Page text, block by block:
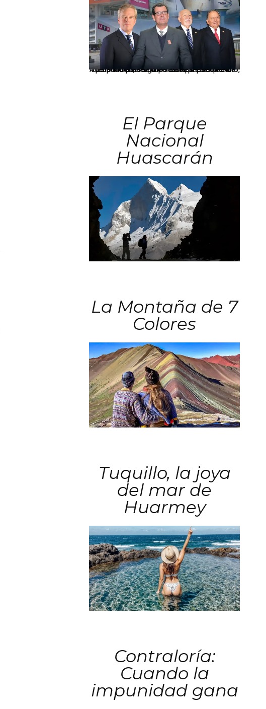
Los principales grupos empresariales del país mantienen una fuerte presencia en Áncash mediante inversiones en comercio, educación, salud e industria pesquera.
El Parque
Nacional
Huascarán
La Montaña de 7
Colores
Tuquillo, la joya
del mar de
Huarmey
Contraloría:
Cuando la
impunidad gana